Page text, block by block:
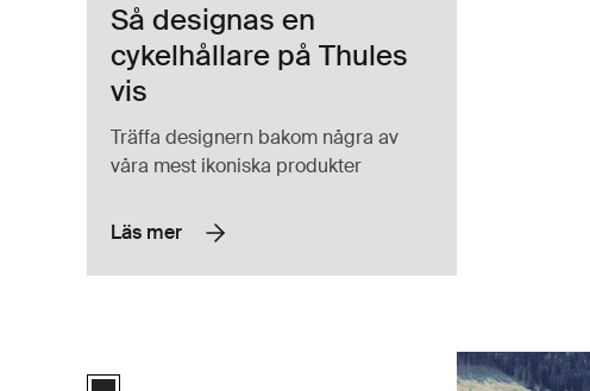
Så designas en
cykelhållare på Thules
vis
Träffa designern bakom några av
våra mest ikoniska produkter
Läs mer
Thule UpRide fatbike adapter adapter för fatbike svart Black
Thule UpRide fatbike adapter Svart (selected)